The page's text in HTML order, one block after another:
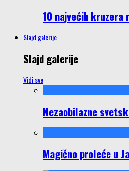
10 najvećih kruzera
Slajd galerije
Slajd galerije
Vidi sve
Nezaobilazne
Magično proleće u